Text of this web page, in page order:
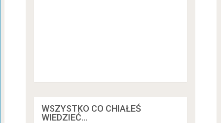
WSZYSTKO CO CHIAŁEŚ
WIEDZIEĆ…